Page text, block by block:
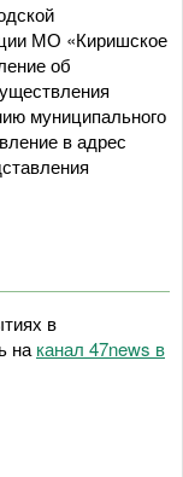
МО «Киришское
об
муниципального
в адрес
в
на канал 47news в